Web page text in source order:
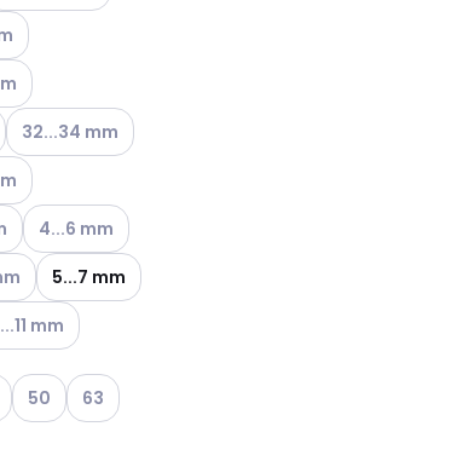
olevat vaihtoehdot
olevat vaihtoehdot
olevat vaihtoehdot
Katso käytettävissä olevat vaihtoehdot
32...34 mm
olevat vaihtoehdot
olevat vaihtoehdot
Katso käytettävissä olevat vaihtoehdot
4...6 mm
olevat vaihtoehdot
5...7 mm
olevat vaihtoehdot
käytettävissä olevat vaihtoehdot
mm
vaihtoehdot
olevat vaihtoehdot
olevat vaihtoehdot
käytettävissä olevat vaihtoehdot
Katso käytettävissä olevat vaihtoehdot
50 Katso käytettävissä olevat vaihtoehdot
63